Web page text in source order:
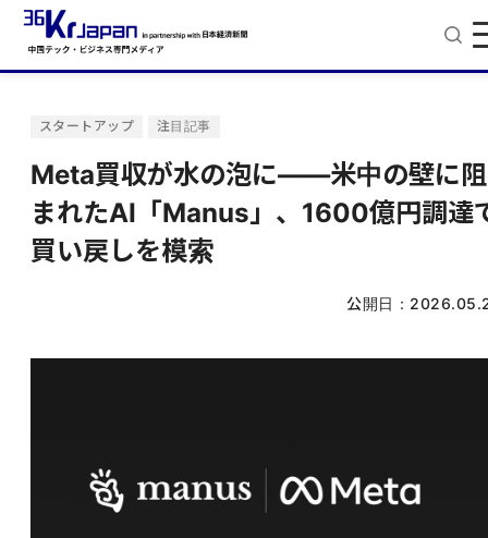
スタートアップ 注目記事
Meta買収が水の泡に——米中の壁に阻
まれたAI「Manus」、1600億円調達
買い戻しを模索
公開日：